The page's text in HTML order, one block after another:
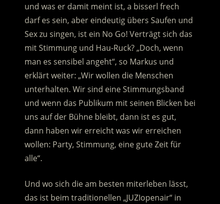
und was er damit meint ist, a bisserl frech
darf es sein, aber eindeutig übers Saufen und
Sex zu singen, ist ein No Go! Verträgt sich das
mit Stimmung und Hau-Ruck? „Doch, wenn
man es sensibel angeht“, so Markus und
erklärt weiter: „Wir wollen die Menschen
unterhalten. Wir sind eine Stimmungsband
und wenn das Publikum mit seinen Blicken bei
uns auf der Bühne bleibt, dann ist es gut,
dann haben wir erreicht was wir erreichen
wollen: Party, Stimmung, eine gute Zeit für
alle“.
Und wo sich die am besten miterleben lässt,
das ist beim traditionellen „JUZIopenair“ in